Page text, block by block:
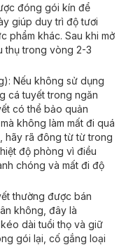
đóng gói kín để
giúp duy trì độ tươi
phẩm khác. Sau khi mở
thụ trong vòng 2-3
Nếu không sử dụng
cá tuyết trong ngăn
có thể bảo quản
không làm mất đi quá
hãy rã đông từ từ trong
độ phòng vì điều
chóng và mất đi độ
thường được bán
không, đây là
dài tuổi thọ và giữ
gói lại, cố gắng loại